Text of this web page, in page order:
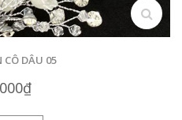
search
CÔ DÂU 05